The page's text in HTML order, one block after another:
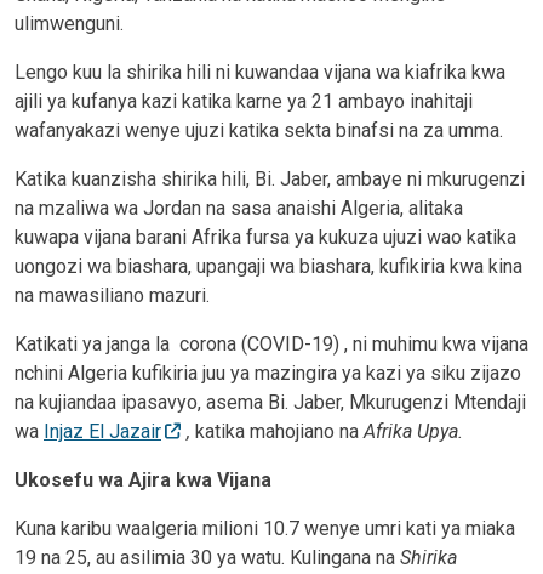
ulimwenguni.
Lengo kuu la shirika hili ni kuwandaa vijana wa kiafrika kwa
ajili ya kufanya kazi katika karne ya 21 ambayo inahitaji
wafanyakazi wenye ujuzi katika sekta binafsi na za umma.
Katika kuanzisha shirika hili, Bi. Jaber, ambaye ni mkurugenzi
na mzaliwa wa Jordan na sasa anaishi Algeria, alitaka
kuwapa vijana barani Afrika fursa ya kukuza ujuzi wao katika
uongozi wa biashara, upangaji wa biashara, kufikiria kwa kina
na mawasiliano mazuri.
Katikati ya janga la corona (COVID-19) , ni muhimu kwa vijana
nchini Algeria kufikiria juu ya mazingira ya kazi ya siku zijazo
na kujiandaa ipasavyo, asema Bi. Jaber, Mkurugenzi Mtendaji
wa Injaz El Jazair , katika mahojiano naAfrika Upya.
Ukosefu wa Ajira kwa Vijana
Kuna karibu waalgeria milioni 10.7 wenye umri kati ya miaka
19 na 25, au asilimia 30 ya watu. Kulingana na Shirika